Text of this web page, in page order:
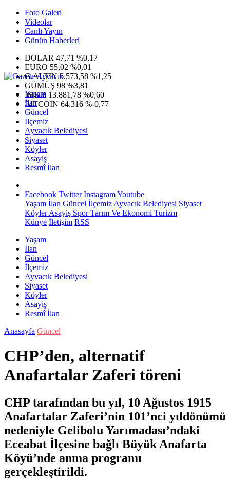
Foto Galeri
Videolar
Canlı Yayın
Günün Haberleri
DOLAR 47,71 %0,17
EURO 55,02 %0,01
G.ALTIN6.573,58 %1,25
GÜMÜŞ 98 %3,81
IMKB 13.881,78 %0,60
BITCOIN 64.316 %-0,77
Yaşam
İlan
Güncel
İlçemiz
Ayvacık Belediyesi
Siyaset
Köyler
Asayiş
Resmî İlan
Facebook Twitter InstagramYoutube
Yaşam İlan Güncel İlçemiz Ayvacık Belediyesi Siyaset
KöylerAsayiş SporTarım Ve Ekonomi Turizm
Künye İletişim RSS
Yaşam
İlan
Güncel
İlçemiz
Ayvacık Belediyesi
Siyaset
Köyler
Asayiş
Resmî İlan
Anasayfa Güncel
CHP’den, alternatif
Anafartalar Zaferi töreni
CHP tarafından bu yıl, 10 Ağustos 1915
Anafartalar Zaferi’nin 101’nci yıldönümü
nedeniyle Gelibolu Yarımadası’ndaki
Eceabat İlçesine bağlı Büyük Anafarta
Köyü’nde anma programı
gerçekleştirildi.